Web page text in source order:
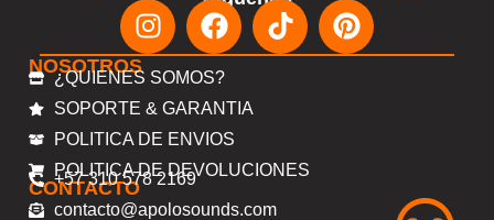
NOSOTROS
¿QUIENES SOMOS?
SOPORTE & GARANTIA
POLITICA DE ENVIOS
POLITICA DE DEVOLUCIONES
CONTACTO
+57 310 578 2169
contacto@apolosounds.com